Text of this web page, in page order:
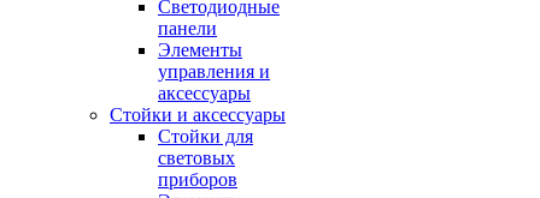
Светодиодные
панели
Элементы
управления и
аксессуары
Стойки и аксессуары
Стойки для
световых
приборов